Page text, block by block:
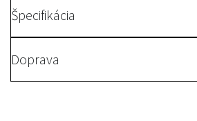
Špecifikácia
Doprava